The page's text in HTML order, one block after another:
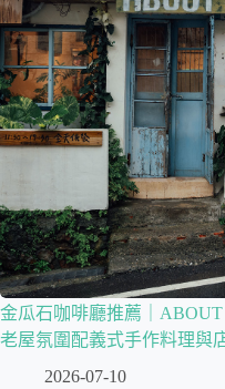
金瓜石咖啡廳推薦｜ABOUT
老屋氛圍配義式手作料理與
2026-07-10